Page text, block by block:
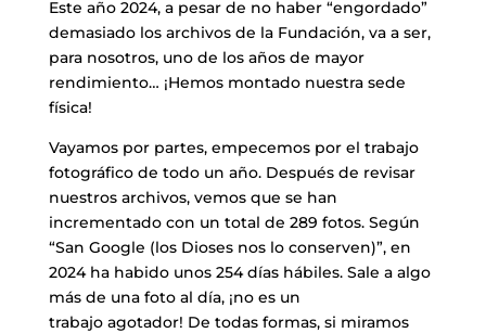
Este año 2024, a pesar de no haber “engordado”
demasiado los archivos de la Fundación, va a ser,
para nosotros, uno de los años de mayor
rendimiento… ¡Hemos montado nuestra sede
física!
​Vayamos por partes, empecemos por el trabajo
fotográfico de todo un año. Después de revisar
nuestros archivos, vemos que se han
incrementado con un total de 289 fotos. Según
“San Google (los Dioses nos lo conserven)”, en
2024 ha habido unos 254 días hábiles. Sale a algo
más de una foto al día, ¡no es un
trabajo agotador! De todas formas, si miramos